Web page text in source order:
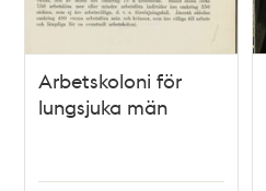
Arbetskoloni för
lungsjuka män